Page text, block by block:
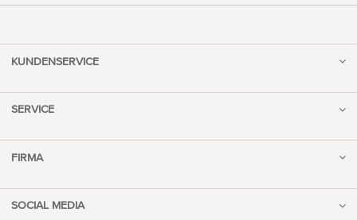
KUNDENSERVICE
SERVICE
FIRMA
SOCIAL MEDIA